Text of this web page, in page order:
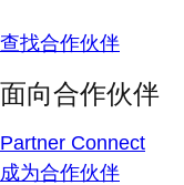
查找合作伙伴
面向合作伙伴
Partner Connect
成为合作伙伴